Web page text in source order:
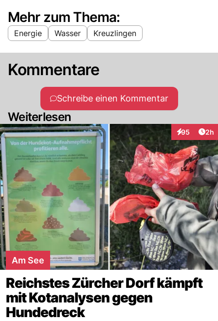
Mehr zum Thema:
Energie Wasser Kreuzlingen
Kommentare
Schreibe einen Kommentar
Weiterlesen
95
Interaktionen
2h
Am See
Reichstes Zürcher Dorf kämpft
mit Kotanalysen gegen
Hundedreck